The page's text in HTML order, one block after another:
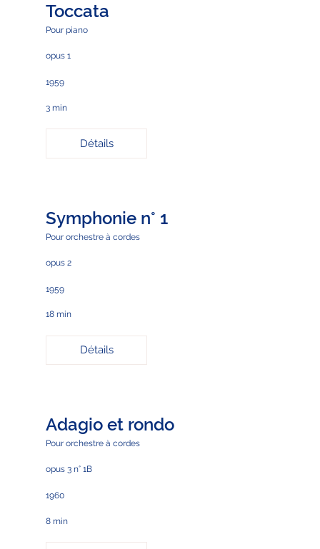
Toccata
Pour piano
opus 1
1959
3 min
Détails
Symphonie n° 1
Pour orchestre à cordes
opus 2
1959
18 min
Détails
Adagio et rondo
Pour orchestre à cordes
opus 3 n° 1B
1960
8 min